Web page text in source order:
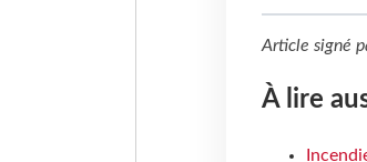
Article signé
À lire